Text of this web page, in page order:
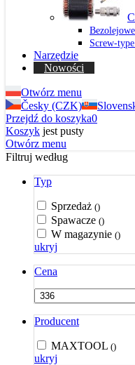
Screw-
Narzędzie
Nowości
Otwórz menu
Česky (CZK)
Przejdź do koszyka0
Koszyk jest pusty
Otwórz menu
Filtruj według
Typ
Sprzedaż ()
Spawacze ()
W magazynie ()
ukryj
Cena
Producent
MAXTOOL ()
ukryj